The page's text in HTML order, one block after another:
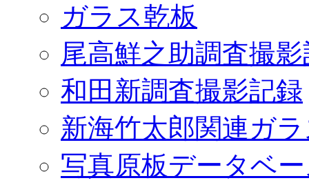
ガラス乾板
尾高鮮之助調査撮
和田新調査撮影記録
新海竹太郎関連ガ
写真原板データベ